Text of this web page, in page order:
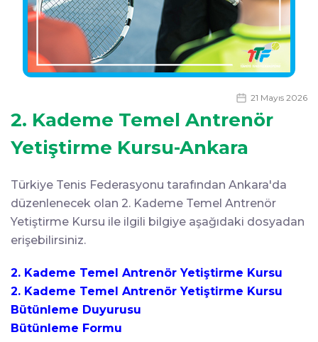
21 Mayıs 2026
2. Kademe Temel Antrenör
Yetiştirme Kursu-Ankara
Türkiye Tenis Federasyonu tarafından Ankara'da
düzenlenecek olan 2. Kademe Temel Antrenör
Yetiştirme Kursu ile ilgili bilgiye aşağıdaki dosyadan
erişebilirsiniz.
2. Kademe Temel Antrenör Yetiştirme Kursu
2. Kademe Temel Antrenör Yetiştirme Kursu
Bütünleme Duyurusu
Bütünleme Formu